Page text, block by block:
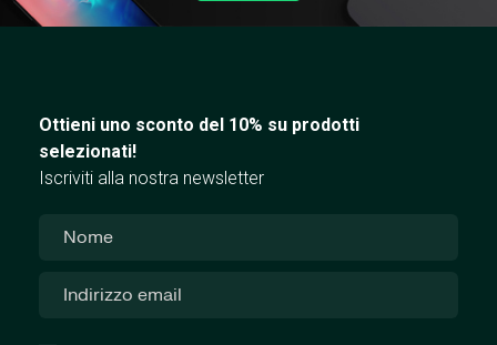
Ottieni uno sconto del 10% su prodotti
selezionati!
Iscriviti alla nostra newsletter